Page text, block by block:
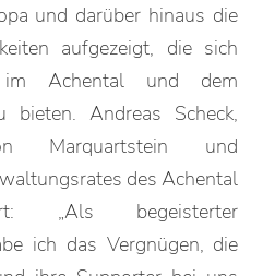
und darüber hinaus die
aufgezeigt, die sich
im Achental und dem
bieten. Andreas Scheck,
Marquartstein und
des Achental
„Als begeisterter
ich das Vergnügen, die